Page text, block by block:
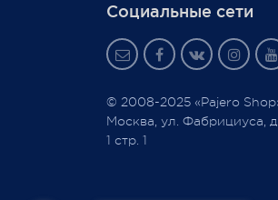
Социальные сети
© 2008-2025 «Pajero
Москва, ул. Фабрициуса,
1 стр. 1